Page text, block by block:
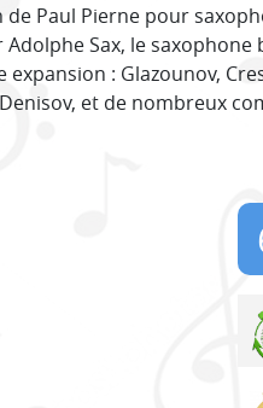
Paul Pierne pour
Adolphe Sax, le
expansion : Glazounov,
et de nombreux